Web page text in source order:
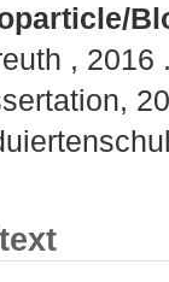
, 2016